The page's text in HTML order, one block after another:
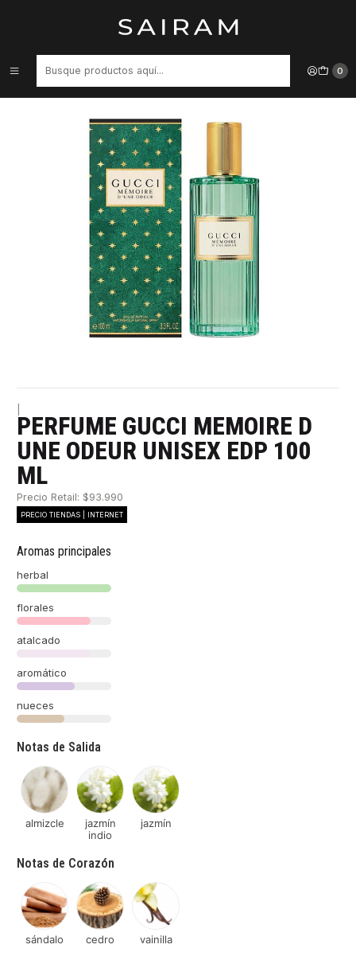
0
Perfume Gucci Memoire D Une Odeur Unisex Edp 100 ml
PERFUME GUCCI MEMOIRE D
UNE ODEUR UNISEX EDP 100
ML
Precio Retail: $93.990
PRECIO TIENDAS | INTERNET
Aromas principales
herbal
florales
atalcado
aromático
nueces
Notas de Salida
almizcle
jazmín
indio
jazmín
Notas de Corazón
sándalo cedro vainilla